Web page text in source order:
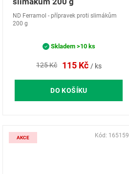
125 Kč 115 Kč / ks
DO KOŠÍKU
ND Ferramol - přípravek proti slimákům
200 g
Skladem >10 ks
AKCE Kód: 165159